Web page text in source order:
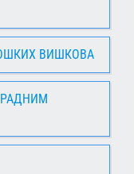
ВИШКОВА